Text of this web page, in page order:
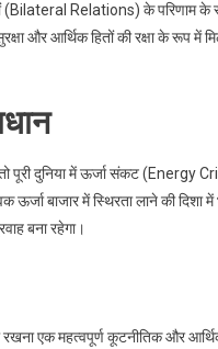
(Bilateral Relations) के परिणाम
आर्थिक हितों की रक्षा के रूप में
पूरी दुनिया में ऊर्जा संकट (Energy
ऊर्जा बाजार में स्थिरता लाने की
बना रहेगा।
रखना एक महत्वपूर्ण कूटनीतिक और